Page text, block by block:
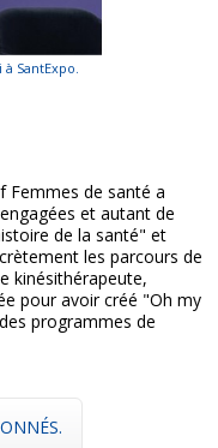
SantExpo.
Femmes de santé a
et autant de
de la santé" et
les parcours de
kinésithérapeute,
pour avoir créé "Oh my
programmes de